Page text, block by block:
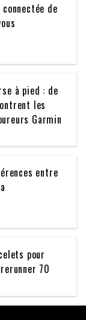
de
à pied : de
les
Garmin
entre
pour
70